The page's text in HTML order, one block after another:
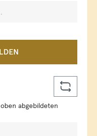
abgebildeten